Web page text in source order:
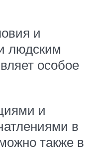
и
людским
особое
и
в
также в